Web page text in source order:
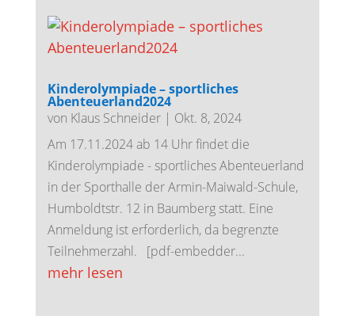
Kinderolympiade – sportliches
Abenteuerland2024
von Klaus Schneider| Okt. 8, 2024
Am 17.11.2024 ab 14 Uhr findet die
Kinderolympiade - sportliches Abenteuerland
in der Sporthalle der Armin-Maiwald-Schule,
Humboldtstr. 12 in Baumberg statt. Eine
Anmeldung ist erforderlich, da begrenzte
Teilnehmerzahl. [pdf-embedder...
mehr lesen